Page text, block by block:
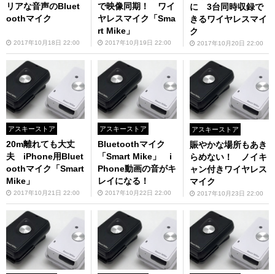
リアな音声のBluet
oothマイク
2017年10月18日 22:00
で映像同期！ ワイ
ヤレスマイク「Sma
rt Mike」
2017年10月19日 22:00
に 3台同時収録で
きるワイヤレスマイ
ク
2017年10月20日 22:00
アスキーストア
20m離れても大丈
夫 iPhone用Bluet
oothマイク「Smart
Mike」
2017年10月21日 22:00
アスキーストア
Bluetoothマイク
「Smart Mike」 i
Phone動画の音がキ
レイになる！
2017年10月22日 22:00
アスキーストア
賑やかな場所もあき
らめない！ ノイキ
ャン付きワイヤレス
マイク
2017年10月23日 22:00